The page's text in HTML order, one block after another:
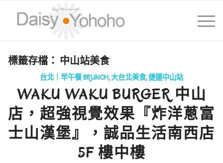
標籤存檔： 中山站美食
台北｜早午餐 BRUNCH,大台北美食,捷運中山站
WAKU WAKU BURGER 中山
店，超強視覺效果『炸洋蔥富
士山漢堡』，誠品生活南西店
5F 樓中樓